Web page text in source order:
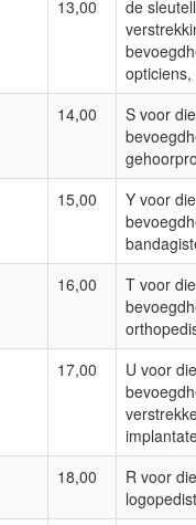
13,00
de
opticiens,
14,00
S voor
15,00
Y voor
16,00
T voor
17,00
U voor
18,00
R voor